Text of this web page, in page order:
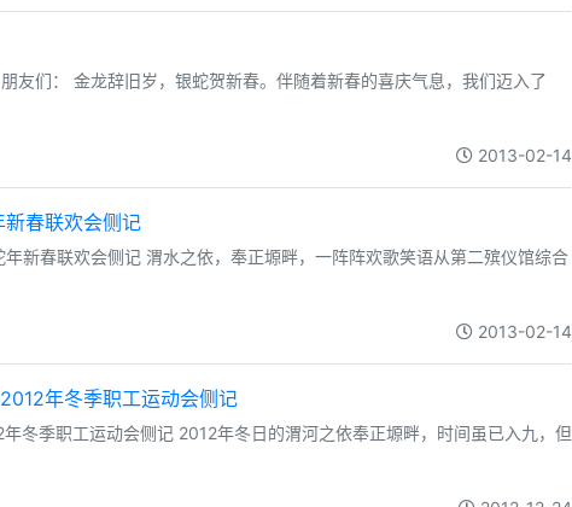
友们： 金龙辞旧岁，银蛇贺新春。伴随着新春的喜庆气息，我们迈入了
2013-02-14
春联欢会侧记
新春联欢会侧记 渭水之依，奉正塬畔，一阵阵欢歌笑语从第二殡仪馆综合
2013-02-14
年冬季职工运动会侧记
冬季职工运动会侧记 2012年冬日的渭河之依奉正塬畔，时间虽已入九，但